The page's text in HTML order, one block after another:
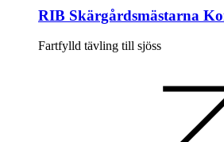
RIB Skärgårdsmästarna
Fartfylld tävling till sjöss